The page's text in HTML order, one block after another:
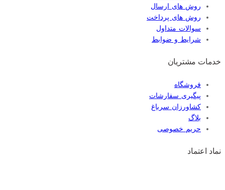
روش های ارسال
روش های پرداخت
سوالات متداول
شرایط و ضوابط
خدمات مشتریان
فروشگاه
پیگیری سفارشات
کشاورزان سرباغ
بلاگ
حریم خصوصی
نماد اعتماد